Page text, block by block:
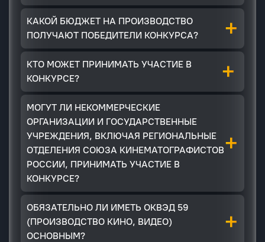
КАКОЙ БЮДЖЕТ НА ПРОИЗВОДСТВО
ПОЛУЧАЮТ ПОБЕДИТЕЛИ КОНКУРСА?
+
КТО МОЖЕТ ПРИНИМАТЬ УЧАСТИЕ В
КОНКУРСЕ?
+
МОГУТ ЛИ НЕКОММЕРЧЕСКИЕ
ОРГАНИЗАЦИИ И ГОСУДАРСТВЕННЫЕ
УЧРЕЖДЕНИЯ, ВКЛЮЧАЯ РЕГИОНАЛЬНЫЕ
ОТДЕЛЕНИЯ СОЮЗА КИНЕМАТОГРАФИСТОВ
РОССИИ, ПРИНИМАТЬ УЧАСТИЕ В
КОНКУРСЕ?
+
ОБЯЗАТЕЛЬНО ЛИ ИМЕТЬ ОКВЭД 59
(ПРОИЗВОДСТВО КИНО, ВИДЕО)
ОСНОВНЫМ?
+